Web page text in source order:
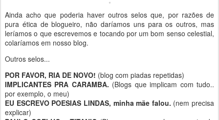
Ainda acho que poderia haver outros selos que, por razões de
pura ética de blogueiro, não daríamos uns para os outros, mas
leríamos o que escrevemos e tocando por um bom senso celestial,
colaríamos em nosso blog.
Outros selos...
POR FAVOR, RIA DE NOVO! (blog com piadas repetidas)
IMPLICANTES PRA CARAMBA. (Blogs que implicam com tudo..
por exemplo, o meu)
EU ESCREVO POESIAS LINDAS, minha mãe falou. (nem precisa
explicar)